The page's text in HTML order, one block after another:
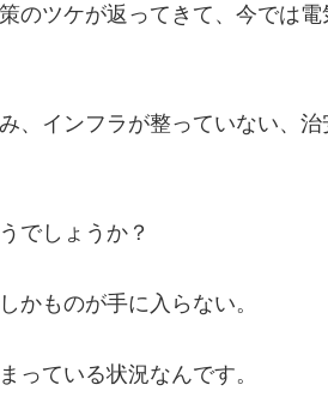
のツケが返ってきて、今では
、インフラが整っていない、
でしょうか？
かものが手に入らない。
っている状況なんです。